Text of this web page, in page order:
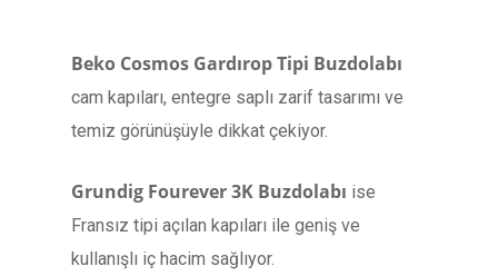
Beko Cosmos Gardırop Tipi Buzdolabı
cam kapıları, entegre saplı zarif tasarımı ve
temiz görünüşüyle dikkat çekiyor.
Grundig Fourever 3K Buzdolabı ise
Fransız tipi açılan kapıları ile geniş ve
kullanışlı iç hacim sağlıyor.